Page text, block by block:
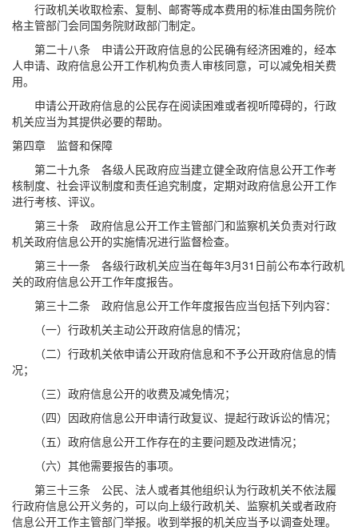
行政机关收取检索、复制、邮寄等成本费用的标准由国务院价
格主管部门会同国务院财政部门制定。
第二十八条 申请公开政府信息的公民确有经济困难的，经本
人申请、政府信息公开工作机构负责人审核同意，可以减免相关费
用。
申请公开政府信息的公民存在阅读困难或者视听障碍的，行政
机关应当为其提供必要的帮助。
第四章 监督和保障
第二十九条 各级人民政府应当建立健全政府信息公开工作考
核制度、社会评议制度和责任追究制度，定期对政府信息公开工作
进行考核、评议。
第三十条 政府信息公开工作主管部门和监察机关负责对行政
机关政府信息公开的实施情况进行监督检查。
第三十一条 各级行政机关应当在每年3月31日前公布本行政机
关的政府信息公开工作年度报告。
第三十二条 政府信息公开工作年度报告应当包括下列内容：
（一）行政机关主动公开政府信息的情况；
（二）行政机关依申请公开政府信息和不予公开政府信息的情
况；
（三）政府信息公开的收费及减免情况；
（四）因政府信息公开申请行政复议、提起行政诉讼的情况；
（五）政府信息公开工作存在的主要问题及改进情况；
（六）其他需要报告的事项。
第三十三条 公民、法人或者其他组织认为行政机关不依法履
行政府信息公开义务的，可以向上级行政机关、监察机关或者政府
信息公开工作主管部门举报。收到举报的机关应当予以调查处理。